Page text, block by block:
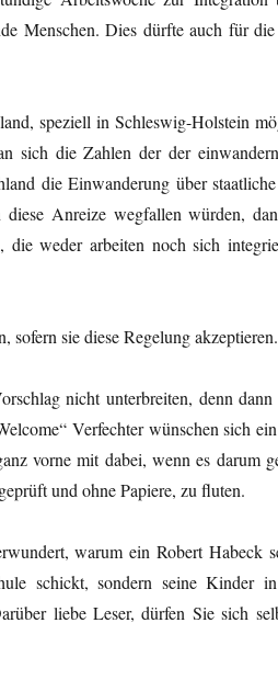
Menschen. Dies dürfte auch für
speziell in Schleswig-Holstein
sich die Zahlen der der
die Einwanderung über
Anreize wegfallen würden,
die weder arbeiten noch sich
sofern sie diese Regelung akzeptieren.
nicht unterbreiten, denn
Verfechter wünschen sich
vorne mit dabei, wenn es darum
und ohne Papiere, zu fluten.
warum ein Robert Habeck
schickt, sondern seine Kinder
liebe Leser, dürfen Sie sich